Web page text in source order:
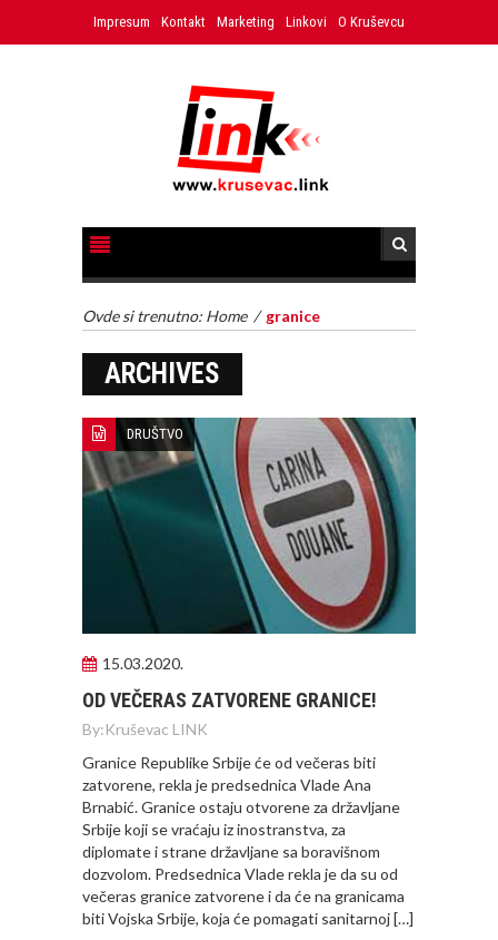
Impresum Kontakt Marketing Linkovi O Kruševcu
Ovde si trenutno: Home / granice
ARCHIVES
DRUŠTVO
15.03.2020.
OD VEČERAS ZATVORENE GRANICE!
By:Kruševac LINK
Granice Republike Srbije će od večeras biti
zatvorene, rekla je predsednica Vlade Ana
Brnabić. Granice ostaju otvorene za državljane
Srbije koji se vraćaju iz inostranstva, za
diplomate i strane državljane sa boravišnom
dozvolom. Predsednica Vlade rekla je da su od
večeras granice zatvorene i da će na granicama
biti Vojska Srbije, koja će pomagati sanitarnoj […]